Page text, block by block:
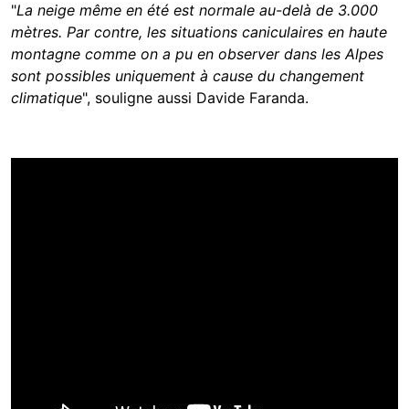
"La neige même en été est normale au-delà de 3.000
mètres. Par contre, les situations caniculaires en haute
montagne comme on a pu en observer dans les Alpes
sont possibles uniquement à cause du changement
climatique", souligne aussi Davide Faranda.